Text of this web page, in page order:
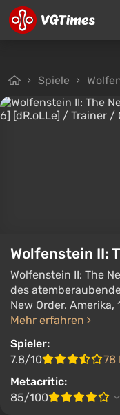
Spiele
Wolfenstein II:
Wolfenstein II: The
des
New Order. Amerika,
Mehr erfahren
Spieler:
7.8/10
78
Metacritic:
85/100